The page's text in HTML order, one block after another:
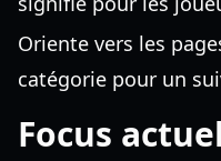
Oriente vers les
catégorie pour un
Focus actuel